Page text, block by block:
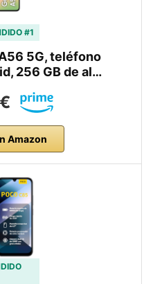
#1
5G, teléfono
256 GB de al…
Amazon